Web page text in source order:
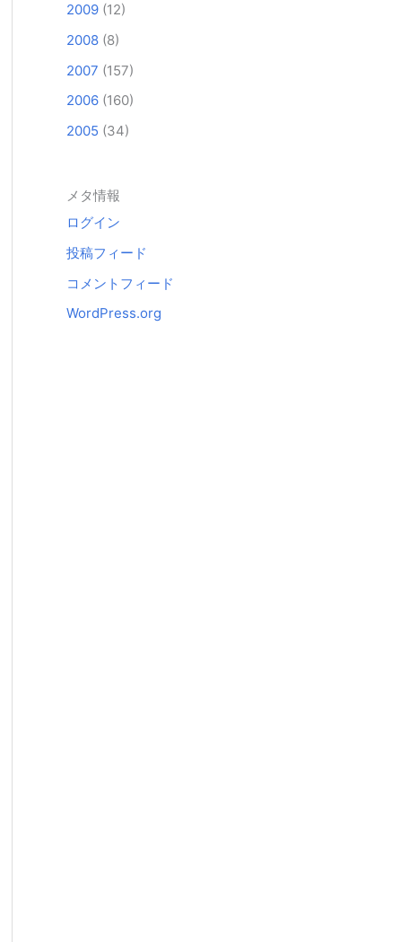
2009 (12)
2008 (8)
2007 (157)
2006 (160)
2005 (34)
メタ情報
ログイン
投稿フィード
コメントフィード
WordPress.org